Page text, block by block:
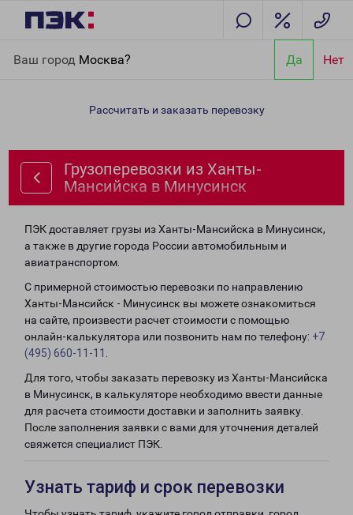
Ваш город Москва? Да Нет
Минусинск
Рассчитать и заказать перевозку
Грузоперевозки из Ханты-
Мансийска в Минусинск
ПЭК доставляет грузы из Ханты-Мансийска в Минусинск,
а также в другие города России автомобильным и
авиатранспортом.
С примерной стоимостью перевозки по направлению
Ханты-Мансийск - Минусинск вы можете ознакомиться
на сайте, произвести расчет стоимости с помощью
онлайн-калькулятора или позвонить нам по телефону: +7
(495) 660-11-11
Для того, чтобы заказать перевозку из Ханты-Мансийска
в Минусинск, в калькуляторе необходимо ввести данные
для расчета стоимости доставки и заполнить заявку.
После заполнения заявки с вами для уточнения деталей
свяжется специалист ПЭК.
Узнать тариф и срок перевозки